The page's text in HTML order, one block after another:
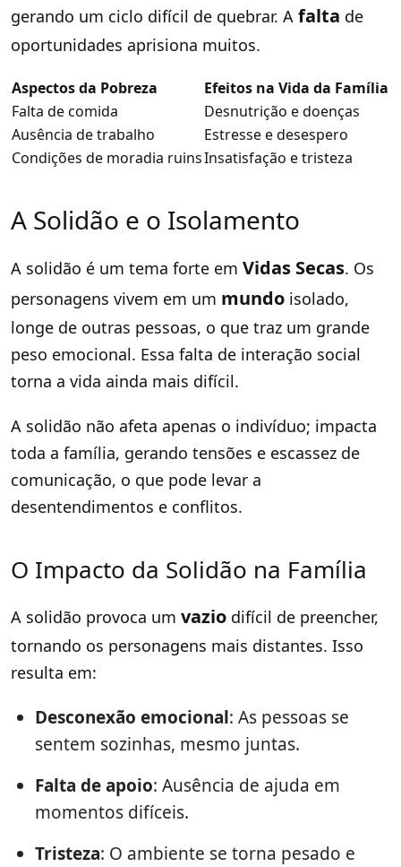
gerando um ciclo difícil de quebrar. A falta de
oportunidades aprisiona muitos.
Aspectos da Pobreza
Efeitos na Vida da Família
Falta de comida
Desnutrição e doenças
Ausência de trabalho
Estresse e desespero
Condições de moradia ruinsInsatisfação e tristeza
A Solidão e o Isolamento
A solidão é um tema forte em Vidas Secas. Os
personagens vivem em um mundo isolado,
longe de outras pessoas, o que traz um grande
peso emocional. Essa falta de interação social
torna a vida ainda mais difícil.
A solidão não afeta apenas o indivíduo; impacta
toda a família, gerando tensões e escassez de
comunicação, o que pode levar a
desentendimentos e conflitos.
O Impacto da Solidão na Família
A solidão provoca um vazio difícil de preencher,
tornando os personagens mais distantes. Isso
resulta em:
Desconexão emocional: As pessoas se
sentem sozinhas, mesmo juntas.
Falta de apoio: Ausência de ajuda em
momentos difíceis.
Tristeza: O ambiente se torna pesado e